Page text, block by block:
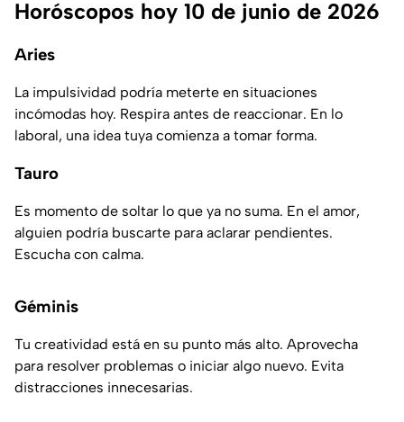
Horóscopos hoy 10 de junio de 2026
Aries
La impulsividad podría meterte en situaciones
incómodas hoy. Respira antes de reaccionar. En lo
laboral, una idea tuya comienza a tomar forma.
Tauro
Es momento de soltar lo que ya no suma. En el amor,
alguien podría buscarte para aclarar pendientes.
Escucha con calma.
Géminis
Tu creatividad está en su punto más alto. Aprovecha
para resolver problemas o iniciar algo nuevo. Evita
distracciones innecesarias.